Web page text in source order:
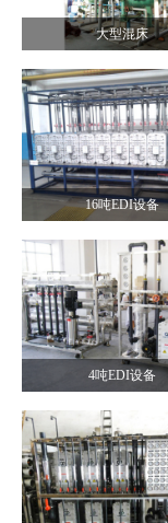
大型混床
16吨EDI设备
4吨EDI设备